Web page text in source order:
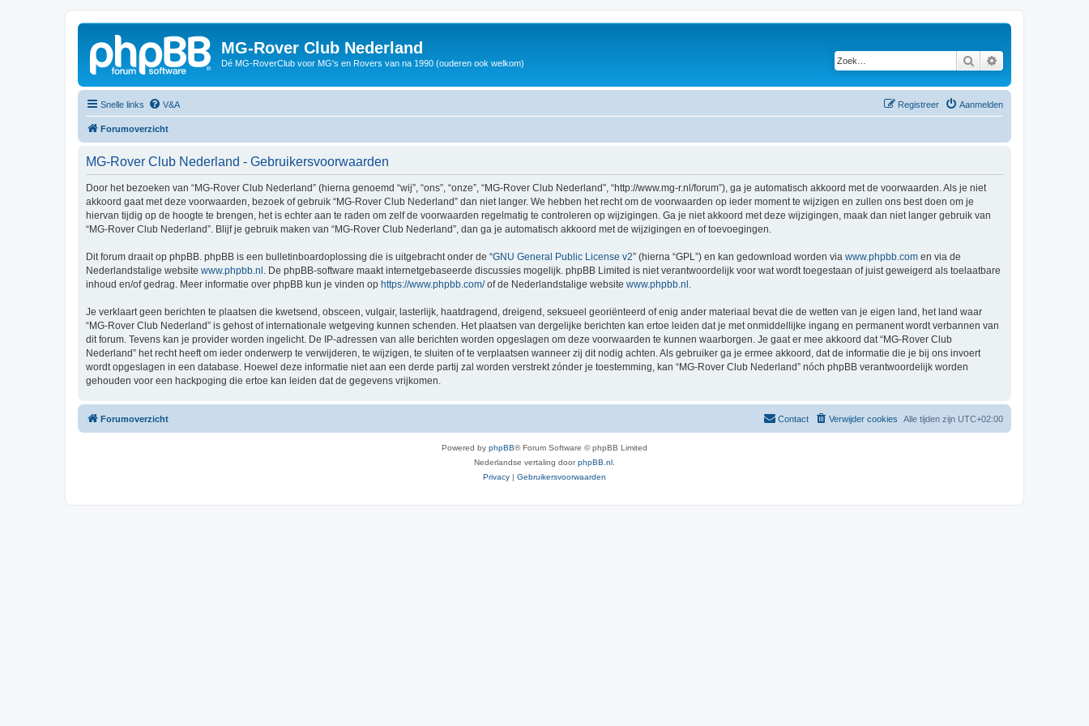
MG-Rover Club Nederland
Dé MG-RoverClub voor MG's en Rovers van na 1990 (ouderen ook welkom) Zoek
Snelle links V&A Aanmelden
Registreer
Forumoverzicht
MG-Rover Club Nederland - Gebruikersvoorwaarden
Door het bezoeken van “MG-Rover Club Nederland” (hierna genoemd “wij”, “ons”, “onze”, “MG-Rover Club Nederland”, “http://www.mg-r.nl/forum”), ga je automatisch akkoord met de voorwaarden. Als je niet
akkoord gaat met deze voorwaarden, bezoek of gebruik “MG-Rover Club Nederland” dan niet langer. We hebben het recht om de voorwaarden op ieder moment te wijzigen en zullen ons best doen om je
hiervan tijdig op de hoogte te brengen, het is echter aan te raden om zelf de voorwaarden regelmatig te controleren op wijzigingen. Ga je niet akkoord met deze wijzigingen, maak dan niet langer gebruik van
“MG-Rover Club Nederland”. Blijf je gebruik maken van “MG-Rover Club Nederland”, dan ga je automatisch akkoord met de wijzigingen en of toevoegingen.
Dit forum draait op phpBB. phpBB is een bulletinboardoplossing die is uitgebracht onder de “GNU General Public License v2” (hierna “GPL”) en kan gedownload worden via www.phpbb.com en via de
Nederlandstalige website www.phpbb.nl . De phpBB-software maakt internetgebaseerde discussies mogelijk. phpBB Limited is niet verantwoordelijk voor wat wordt toegestaan of juist geweigerd als toelaatbare
inhoud en/of gedrag. Meer informatie over phpBB kun je vinden op https://www.phpbb.com/of de Nederlandstalige website www.phpbb.nl
Je verklaart geen berichten te plaatsen die kwetsend, obsceen, vulgair, lasterlijk, haatdragend, dreigend, seksueel georiënteerd of enig ander materiaal bevat die de wetten van je eigen land, het land waar
“MG-Rover Club Nederland” is gehost of internationale wetgeving kunnen schenden. Het plaatsen van dergelijke berichten kan ertoe leiden dat je met onmiddellijke ingang en permanent wordt verbannen van
dit forum. Tevens kan je provider worden ingelicht. De IP-adressen van alle berichten worden opgeslagen om deze voorwaarden te kunnen waarborgen. Je gaat er mee akkoord dat “MG-Rover Club
Nederland” het recht heeft om ieder onderwerp te verwijderen, te wijzigen, te sluiten of te verplaatsen wanneer zij dit nodig achten. Als gebruiker ga je ermee akkoord, dat de informatie die je bij ons invoert
wordt opgeslagen in een database. Hoewel deze informatie niet aan een derde partij zal worden verstrekt zónder je toestemming, kan “MG-Rover Club Nederland” nóch phpBB verantwoordelijk worden
gehouden voor een hackpoging die ertoe kan leiden dat de gegevens vrijkomen.
Forumoverzicht Alle tijden zijn UTC+02:00
Verwijder cookies
Contact
Powered by phpBB® Forum Software © phpBB Limited
Nederlandse vertaling doorphpBB.nl
Privacy | Gebruikersvoorwaarden